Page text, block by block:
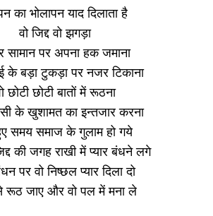
का भोलापन याद दिलाता है
वो जिद्द वो झगड़ा
सामान पर अपना हक जमाना
के बड़ा टुकड़ा पर नजर टिकाना
छोटी छोटी बातों में रूठना
के खुशामत का इन्तजार करना
समय समाज के गुलाम हो गये
की जगह राखी में प्यार बंधने लगे
पर वो निष्छल प्यार दिला दो
रूठ जाए और वो पल में मना ले